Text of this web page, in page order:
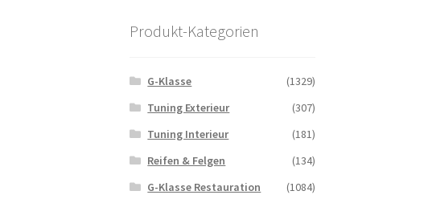
Produkt-Kategorien
G-Klasse
(1329)
Tuning Exterieur
(307)
Tuning Interieur
(181)
Reifen & Felgen
(134)
G-Klasse Restauration
(1084)